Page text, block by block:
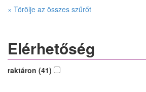
× Törölje az összes szűrőt
Elérhetőség
raktáron (41)